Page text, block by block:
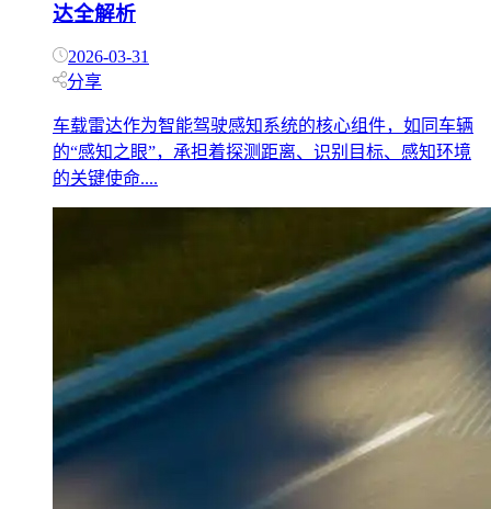
达全解析
2026-03-31
分享
车载雷达作为智能驾驶感知系统的核心组件，如同车辆
的“感知之眼”，承担着探测距离、识别目标、感知环境
的关键使命....